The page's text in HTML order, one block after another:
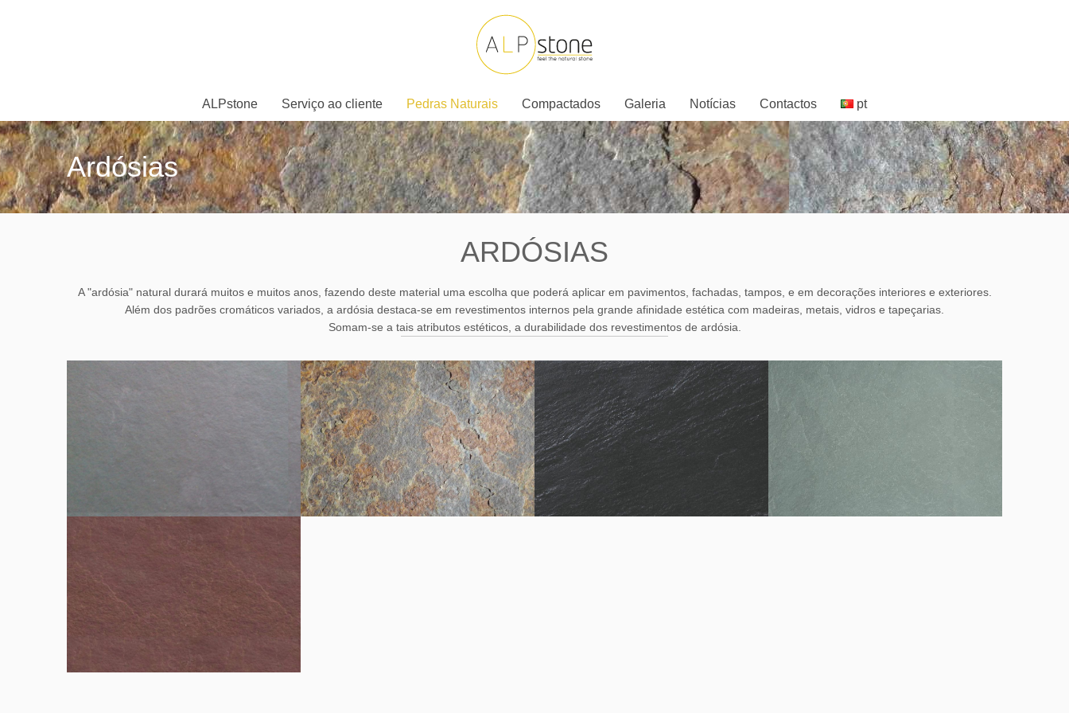
ALPstone Serviço ao cliente Pedras Naturais Compactados Galeria Notícias Contactos pt
Ardósias
ARDÓSIAS
A "ardósia" natural durará muitos e muitos anos, fazendo deste material uma escolha que poderá aplicar em pavimentos, fachadas, tampos, e em decorações interiores e exteriores.
Além dos padrões cromáticos variados, a ardósia destaca-se em revestimentos internos pela grande afinidade estética com madeiras, metais, vidros e tapeçarias.
Somam-se a tais atributos estéticos, a durabilidade dos revestimentos de ardósia.
Cinza